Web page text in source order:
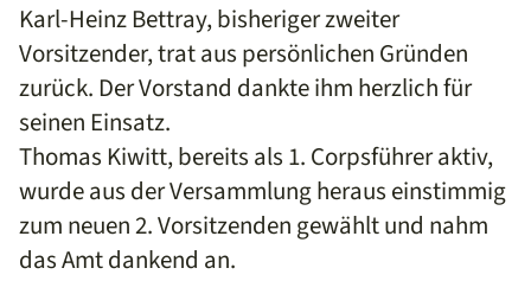
Karl-Heinz Bettray, bisheriger zweiter
Vorsitzender, trat aus persönlichen Gründen
zurück. Der Vorstand dankte ihm herzlich für
seinen Einsatz.
Thomas Kiwitt, bereits als 1. Corpsführer aktiv,
wurde aus der Versammlung heraus einstimmig
zum neuen 2. Vorsitzenden gewählt und nahm
das Amt dankend an.